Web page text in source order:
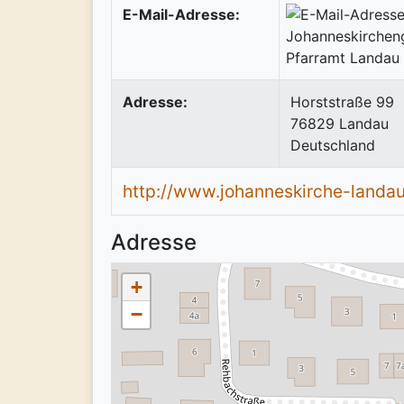
E-Mail-Adresse:
Adresse:
Horststraße 99
76829 Landau
Deutschland
http://www.johanneskirche-
Adresse
+
−